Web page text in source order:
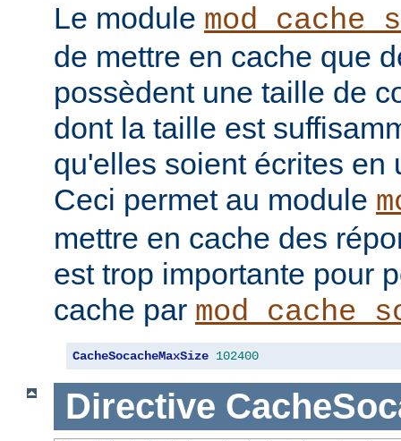
Le module
de mettre en cache que
possèdent une taille de
dont la taille est
qu'elles soient écrites en
Ceci permet au module
mettre en cache des
est trop importante pour
cache par
CacheSocacheMaxSize 102400
Directive